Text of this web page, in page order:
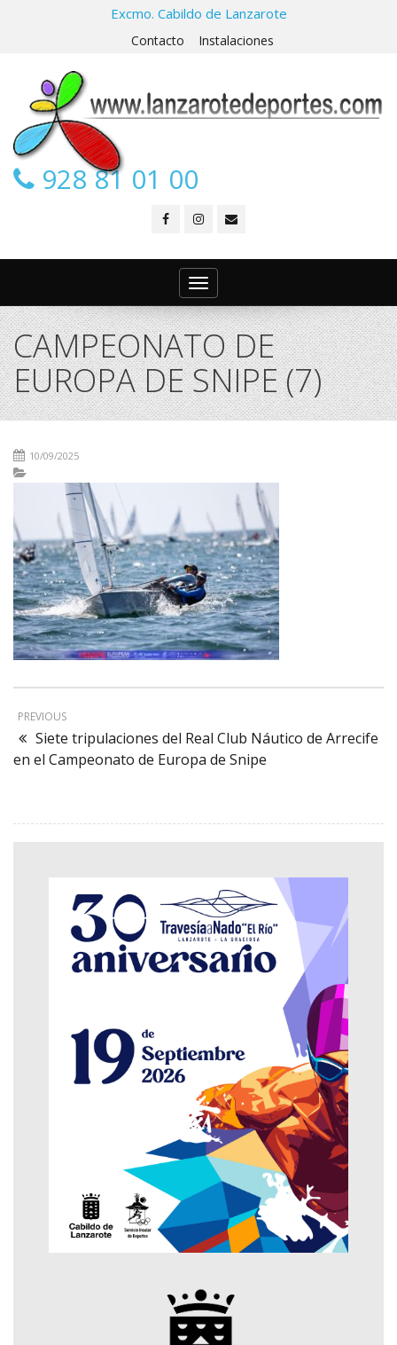
Excmo. Cabildo de Lanzarote
Contacto Instalaciones
928 81 01 00
Toggle
navigation
CAMPEONATO DE
EUROPA DE SNIPE (7)
10/09/2025
PREVIOUS
Siete tripulaciones del Real Club Náutico de Arrecife
en el Campeonato de Europa de Snipe